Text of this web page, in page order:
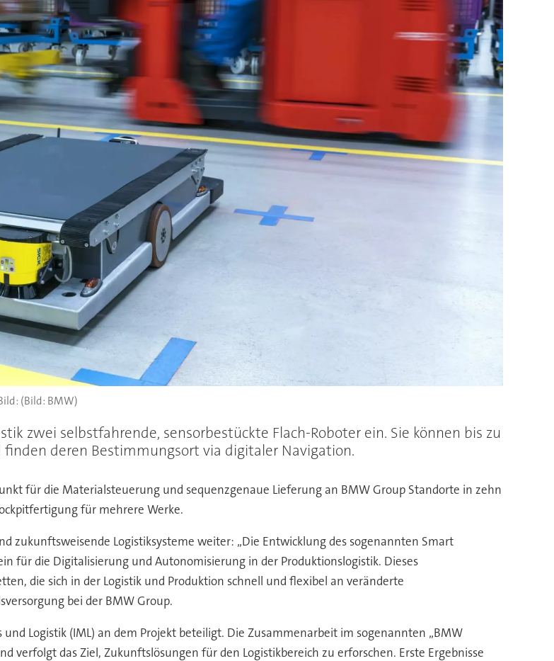
(Bild: BMW)
zwei selbstfahrende, sensorbestückte Flach-Roboter ein. Sie können bis zu
deren Bestimmungsort via digitaler Navigation.
für die Materialsteuerung und sequenzgenaue Lieferung an BMW Group Standorte in zehn
für mehrere Werke.
zukunftsweisende Logistiksysteme weiter: „Die Entwicklung des sogenannten Smart
für die Digitalisierung und Autonomisierung in der Produktionslogistik. Dieses
die sich in der Logistik und Produktion schnell und flexibel an veränderte
bei der BMW Group.
Logistik (IML) an dem Projekt beteiligt. Die Zusammenarbeit im sogenannten „BMW
verfolgt das Ziel, Zukunftslösungen für den Logistikbereich zu erforschen. Erste Ergebnisse